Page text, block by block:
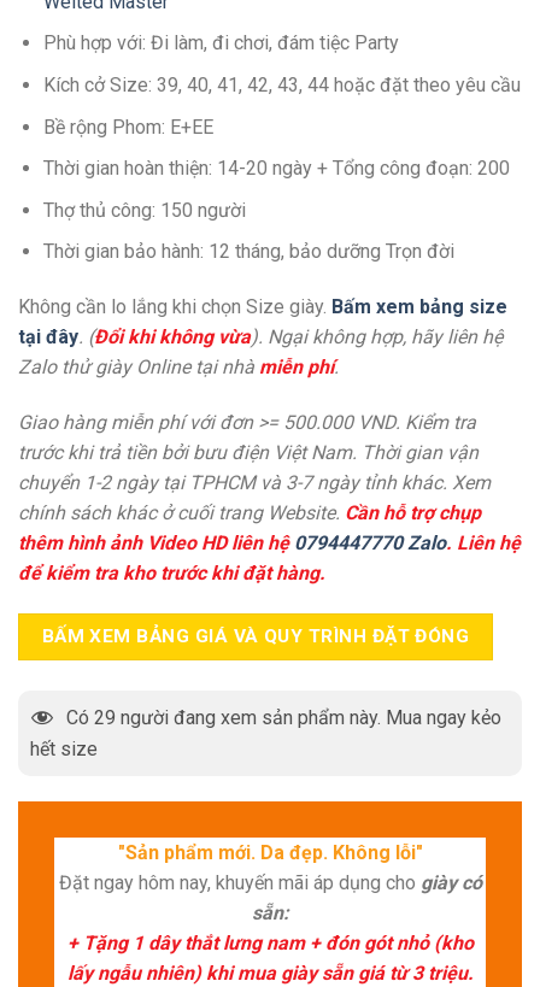
Phù hợp với: Đi làm, đi chơi, đám tiệc Party
Kích cở Size: 39, 40, 41, 42, 43, 44 hoặc đặt theo yêu cầu
Bề rộng Phom: E+EE
Thời gian hoàn thiện: 14-20 ngày + Tổng công đoạn: 200
Thợ thủ công: 150 người
Thời gian bảo hành: 12 tháng, bảo dưỡng Trọn đời
Không cần lo lắng khi chọn Size giày. Bấm xem bảng size
tại đây. (Đổi khi không vừa). Ngại không hợp, hãy liên hệ
Zalo thử giày Online tại nhà miễn phí.
Giao hàng miễn phí với đơn >= 500.000 VND. Kiểm tra
trước khi trả tiền bởi bưu điện Việt Nam. Thời gian vận
chuyển 1-2 ngày tại TPHCM và 3-7 ngày tỉnh khác. Xem
chính sách khác ở cuối trang Website. Cần hỗ trợ chụp
thêm hình ảnh Video HD liên hệ 0794447770 Zalo. Liên hệ
để kiểm tra kho trước khi đặt hàng.
BẤM XEM BẢNG GIÁ VÀ QUY TRÌNH ĐẶT ĐÓNG
Có 29 người đang xem sản phẩm này. Mua ngay kẻo
hết size
"Sản phẩm mới. Da đẹp. Không lỗi"
Đặt ngay hôm nay, khuyến mãi áp dụng cho giày có
sẵn:
+ Tặng 1 dây thắt lưng nam + đón gót nhỏ (kho
lấy ngẫu nhiên) khi mua giày sẵn giá từ 3 triệu.